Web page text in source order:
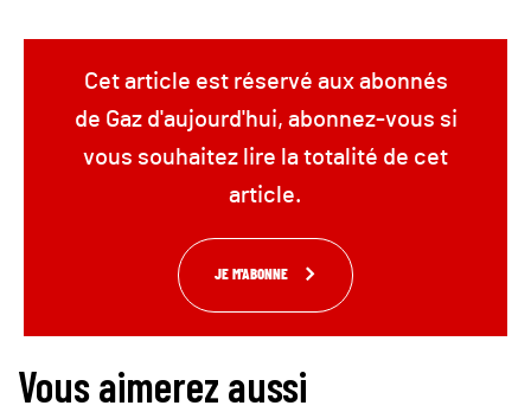
Cet article est réservé aux abonnés
de Gaz d'aujourd'hui, abonnez-vous si
vous souhaitez lire la totalité de cet
article.
JE M'ABONNE
Vous aimerez aussi